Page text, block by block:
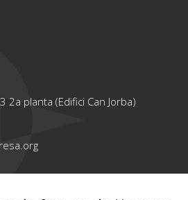
2a planta (Edifici Can Jorba)